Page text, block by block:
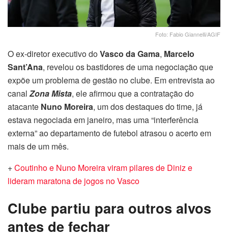
Foto: Fabio Giannelli/AGIF
O ex-diretor executivo doVasco da Gama, Marcelo
Sant’Ana, revelou os bastidores de uma negociação que
expõe um problema de gestão no clube. Em entrevista ao
canal Zona Mista, ele afirmou que a contratação do
atacante Nuno Moreira, um dos destaques do time, já
estava negociada em janeiro, mas uma “interferência
externa” ao departamento de futebol atrasou o acerto em
mais de um mês.
+Coutinho e Nuno Moreira viram pilares de Diniz e
lideram maratona de jogos no Vasco
Clube partiu para outros alvos
antes de fechar